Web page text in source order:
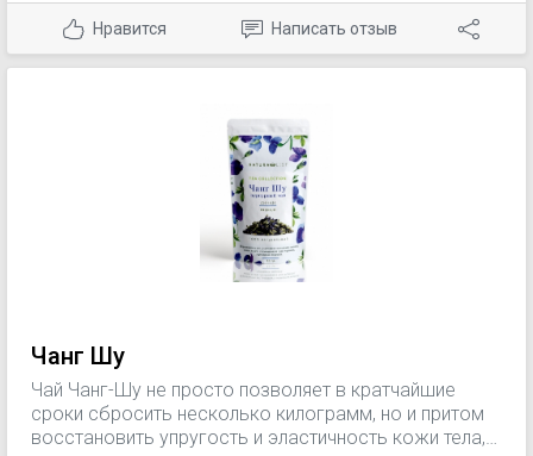
Нравится Написать отзыв
Чанг Шу
Чай Чанг-Шу не просто позволяет в кратчайшие
сроки сбросить несколько килограмм, но и притом
восстановить упругость и эластичность кожи тела,